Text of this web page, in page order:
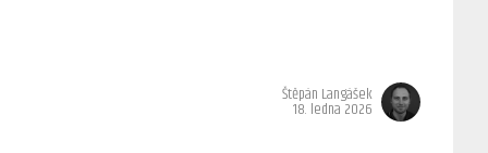
Štěpán Langášek
18. ledna 2026